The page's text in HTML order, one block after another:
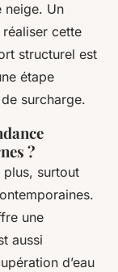
neige. Un
cette
structurel est
étape
surcharge.
?
plus, surtout
une
aussi
d’eau